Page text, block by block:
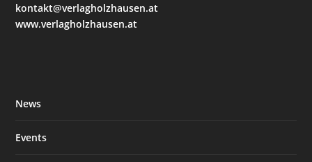
kontakt@verlagholzhausen.at
www.verlagholzhausen.at
News
Events